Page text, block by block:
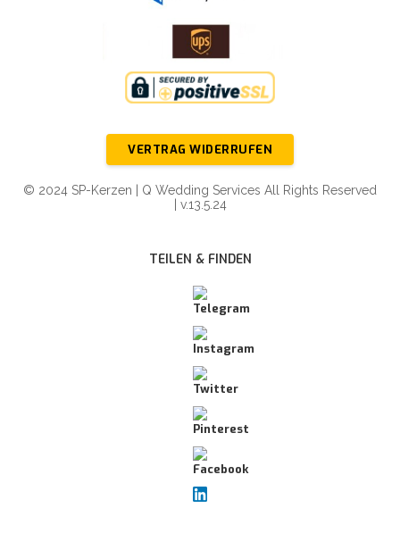
VERTRAG WIDERRUFEN
© 2024 SP-Kerzen | Q Wedding Services All Rights Reserved
| v.13.5.24
TEILEN & FINDEN